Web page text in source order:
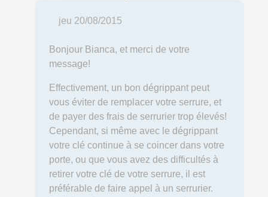
jeu 20/08/2015
Bonjour Bianca, et merci de votre
message!
Effectivement, un bon dégrippant peut
vous éviter de remplacer votre serrure, et
de payer des frais de serrurier trop élevés!
Cependant, si même avec le dégrippant
votre clé continue à se coincer dans votre
porte, ou que vous avez des difficultés à
retirer votre clé de votre serrure, il est
préférable de faire appel à un serrurier.